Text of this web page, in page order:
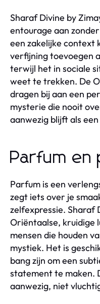
Sharaf Divine by
entourage aan
een zakelijke context
verfijning toevoegen
terwijl het in sociale
weet te trekken. De
dragen bij aan een
mysterie die nooit
aanwezig blijft als
Parfum en
Parfum is een
zegt iets over je
zelfexpressie. Sharaf
Oriëntaalse, kruidige
mensen die houden
mystiek. Het is
bang zijn om een
statement te maken.
aanwezig, niet